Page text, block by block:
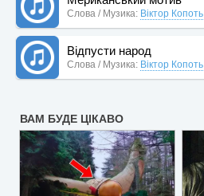
Слова / Музика: Віктор Копоть
Відпусти народ
Слова / Музика: Віктор Копоть